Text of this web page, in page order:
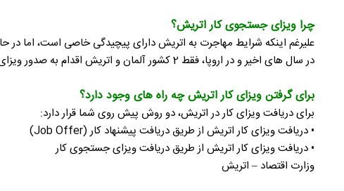
چرا ویزای جستجوی کار اتریش؟
علیرغم اینکه شرایط مهاجرت به اتریش دارای پیچیدگی خاصی است، اما
در سال های اخیر و در اروپا، فقط 2 کشور آلمان و اتریش اقدام به صدور ویزای جستجوی کار کردند که این مطلب، کمبود نیروی کار و نیاز این کشورها به جذب و استخدام نیروی کار متخصص را نشان می دهد.
برای گرفتن ویزای کار اتریش چه راه های وجود دارد؟
برای دریافت ویزای کار در اتریش، دو روش پیش روی شما قرار دارد:
• دریافت ویزای کار اتریش از طریق دریافت پیشنهاد کار (Job Offer)
• دریافت ویزای کار اتریش از طریق دریافت ویزای جستجوی کار
وزارت اقتصاد – اتریش